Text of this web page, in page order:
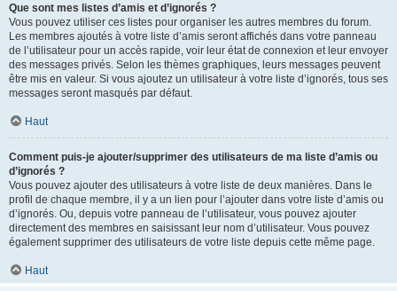
Que sont mes listes d’amis et d’ignorés ?
Vous pouvez utiliser ces listes pour organiser les autres membres du forum.
Les membres ajoutés à votre liste d’amis seront affichés dans votre panneau
de l’utilisateur pour un accès rapide, voir leur état de connexion et leur envoyer
des messages privés. Selon les thèmes graphiques, leurs messages peuvent
être mis en valeur. Si vous ajoutez un utilisateur à votre liste d’ignorés, tous ses
messages seront masqués par défaut.
Haut
Comment puis-je ajouter/supprimer des utilisateurs de ma liste d’amis ou
d’ignorés ?
Vous pouvez ajouter des utilisateurs à votre liste de deux manières. Dans le
profil de chaque membre, il y a un lien pour l’ajouter dans votre liste d’amis ou
d’ignorés. Ou, depuis votre panneau de l’utilisateur, vous pouvez ajouter
directement des membres en saisissant leur nom d’utilisateur. Vous pouvez
également supprimer des utilisateurs de votre liste depuis cette même page.
Haut